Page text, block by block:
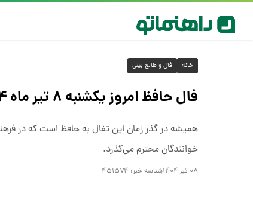
خانه فال و طالع بینی
فال حافظ امروز یکشنبه ۸ تیر ماه ۱۴۰۴
خوانندگان محترم می‌گذرد.
۰۸ تیر ۱۴۰۴ شناسه خبر: ۴۵۱۵۷۴